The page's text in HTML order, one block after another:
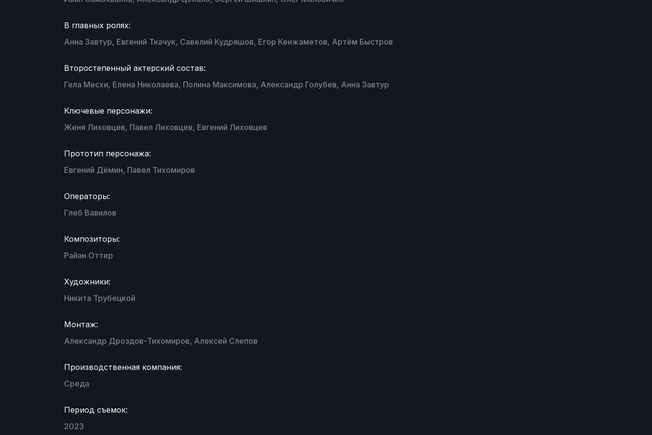
В главных ролях:
Анна Завтур, Евгений Ткачук, Савелий Кудряшов, Егор Кенжаметов, Артём Быстров
Второстепенный актерский состав:
Гела Месхи, Елена Николаева, Полина Максимова, Александр Голубев, Анна Завтур
Ключевые персонажи:
Женя Лиховцев, Павел Лиховцев, Евгений Лиховцев
Прототип персонажа:
Евгений Дёмин, Павел Тихомиров
Операторы:
Глеб Вавилов
Композиторы:
Райан Оттер
Художники:
Никита Трубецкой
Монтаж:
Александр Дроздов-Тихомиров, Алексей Слепов
Производственная компания:
Среда
Период съемок:
2023